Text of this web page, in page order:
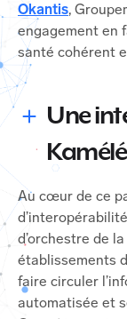
Okantis,
engagement en
santé cohérent
Une
Au cœur de ce
d’orchestre de
établissements
faire circuler
automatisée et